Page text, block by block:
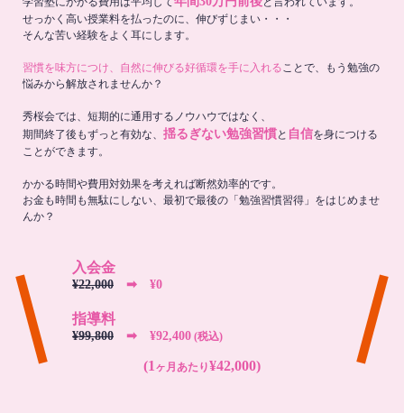
せっかく高い授業料を払ったのに、伸びずじまい・・・
そんな苦い経験をよく耳にします。
習慣を味方につけ、自然に伸びる好循環を手に入れることで、もう勉強の
悩みから解放されませんか？
秀桜会では、短期的に通用するノウハウではなく、
期間終了後もずっと有効な、 揺るぎない勉強習慣と 自信を身につける
ことができます。
かかる時間や費用対効果を考えれば断然効率的です。
お金も時間も無駄にしない、最初で最後の「勉強習慣習得」をはじめませ
んか？
入会金
¥22,000 ➡︎ ¥0
指導料
¥99,800 ➡︎ ¥92,400 (税込)
(1 ヶ月あたり¥42,000)